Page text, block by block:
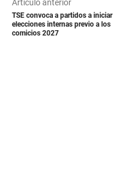
Artículo anterior
TSE convoca a partidos a iniciar
elecciones internas previo a los
comicios 2027